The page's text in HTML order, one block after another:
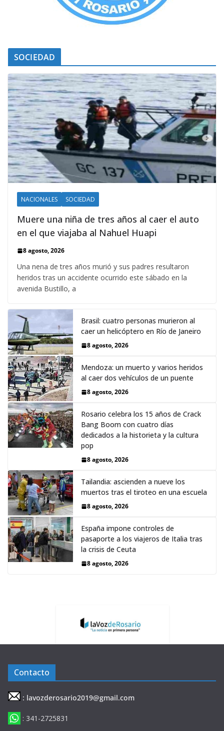
SOCIEDAD
NACIONALES SOCIEDAD
Muere una niña de tres años al caer el auto
en el que viajaba al Nahuel Huapi
8 agosto, 2026
Una nena de tres años murió y sus padres resultaron
heridos tras un accidente ocurrido este sábado en la
avenida Bustillo, a
Brasil: cuatro personas murieron al
caer un helicóptero en Río de Janeiro
8 agosto, 2026
Mendoza: un muerto y varios heridos
al caer dos vehículos de un puente
8 agosto, 2026
Rosario celebra los 15 años de Crack
Bang Boom con cuatro días
dedicados a la historieta y la cultura
pop
8 agosto, 2026
Tailandia: ascienden a nueve los
muertos tras el tiroteo en una escuela
8 agosto, 2026
España impone controles de
pasaporte a los viajeros de Italia tras
la crisis de Ceuta
8 agosto, 2026
Contacto
: lavozderosario2019@gmail.com
: 341-2725831